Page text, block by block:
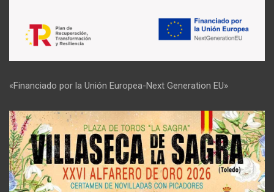
«Financiado por la Unión Europea-Next Generation EU»